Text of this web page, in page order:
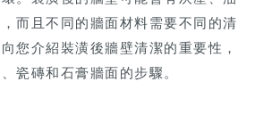
而且不同的牆面材料需要不同的清
您介紹裝潢後牆壁清潔的重要性，
瓷磚和石膏牆面的步驟。